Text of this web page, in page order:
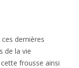
dernières
de la vie
frousse ainsi